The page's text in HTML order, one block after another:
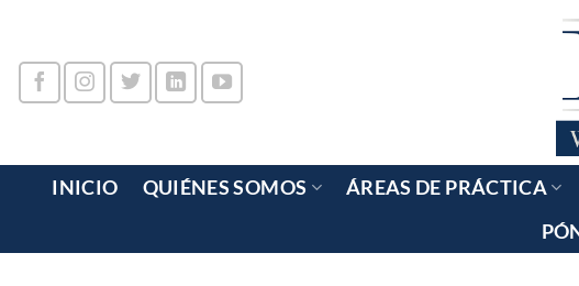
contenido
INICIO QUIÉNES SOMOS ÁREAS DE PRÁCTICA